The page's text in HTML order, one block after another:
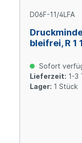
D06F-11/4LFA
bleifrei, R 1
Sofort
Lieferzeit: 1-3
Lager: 1 Stück